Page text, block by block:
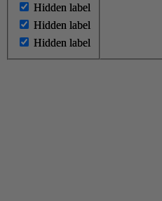
Hidden label
Hidden label
Hidden label
Hidden label
Hidden label
Hidden label